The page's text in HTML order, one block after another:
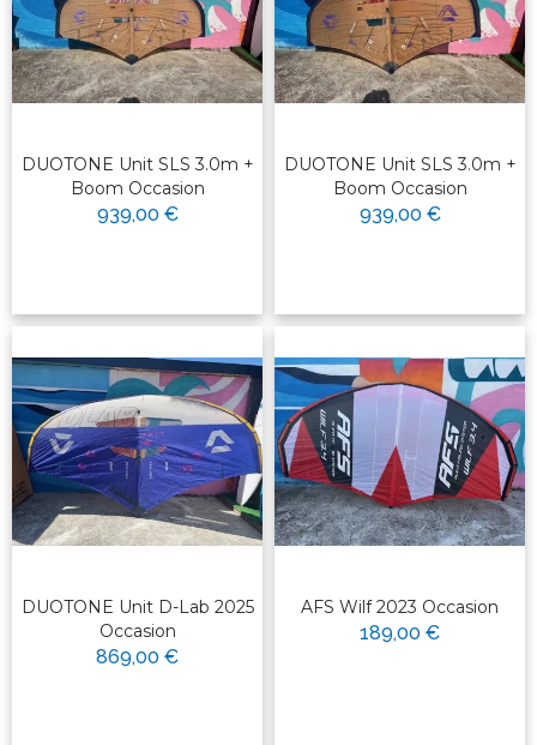
DUOTONE Unit SLS 3.0m +
Boom Occasion
939,00 €
DUOTONE Unit SLS 3.0m +
Boom Occasion
939,00 €
DUOTONE Unit D-Lab 2025
Occasion
869,00 €
AFS Wilf 2023 Occasion
189,00 €